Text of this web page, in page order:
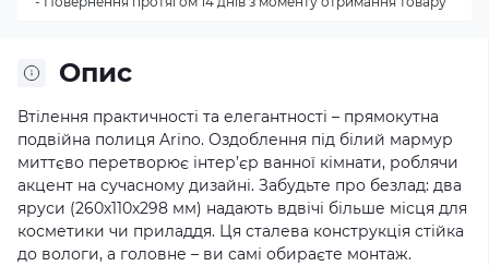
Опис
Втілення практичності та елегантності – прямокутна
подвійна полиця Arino. Оздоблення під білий мармур
миттєво перетворює інтер’єр ванної кімнати, роблячи
акцент на сучасному дизайні. Забудьте про безлад: два
яруси (260х110х298 мм) надають вдвічі більше місця для
косметики чи приладдя. Ця сталева конструкція стійка
до вологи, а головне – ви самі обираєте монтаж.